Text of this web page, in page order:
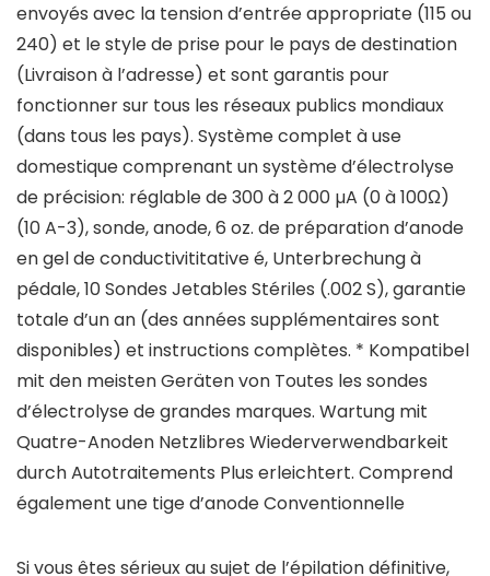
envoyés avec la tension d’entrée appropriate (115 ou
240) et le style de prise pour le pays de destination
(Livraison à l’adresse) et sont garantis pour
fonctionner sur tous les réseaux publics mondiaux
(dans tous les pays). Système complet à use
domestique comprenant un système d’électrolyse
de précision: réglable de 300 à 2 000 µA (0 à 100Ω)
(10 A-3), sonde, anode, 6 oz. de préparation d’anode
en gel de conductivititative é, Unterbrechung à
pédale, 10 Sondes Jetables Stériles (.002 S), garantie
totale d’un an (des années supplémentaires sont
disponibles) et instructions complètes. * Kompatibel
mit den meisten Geräten von Toutes les sondes
d’électrolyse de grandes marques. Wartung mit
Quatre-Anoden Netzlibres Wiederverwendbarkeit
durch Autotraitements Plus erleichtert. Comprend
également une tige d’anode Conventionnelle
Si vous êtes sérieux au sujet de l’épilation définitive,